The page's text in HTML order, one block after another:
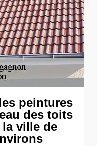
peintures
des toits
la ville de